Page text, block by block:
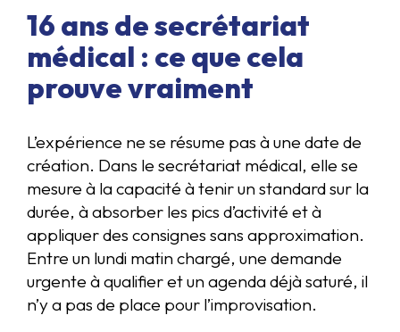
16 ans de secrétariat
médical : ce que cela
prouve vraiment
L’expérience ne se résume pas à une date de
création. Dans le secrétariat médical, elle se
mesure à la capacité à tenir un standard sur la
durée, à absorber les pics d’activité et à
appliquer des consignes sans approximation.
Entre un lundi matin chargé, une demande
urgente à qualifier et un agenda déjà saturé, il
n’y a pas de place pour l’improvisation.